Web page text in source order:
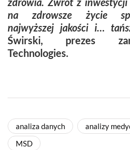
na zdrowsze życie
najwyższej jakości i…
Świrski, prezes
Technologies.
analiza danych analizy
MSD